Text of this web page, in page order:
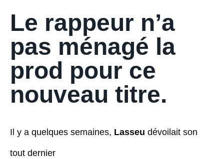
Le rappeur n’a
pas ménagé la
prod pour ce
nouveau titre.
Il y a quelques semaines, Lasseu dévoilait son
tout dernier